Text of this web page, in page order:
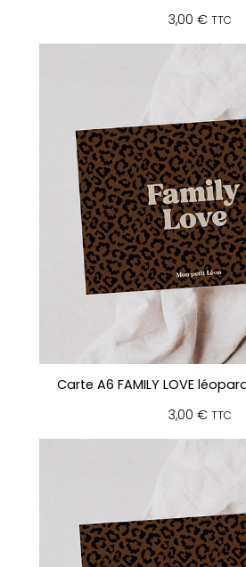
3,00 € TTC
Carte A6 FAMILY LOVE
3,00 € TTC